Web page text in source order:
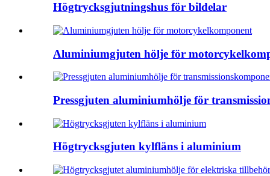
Högtrycksgjutningshus för bildelar
Aluminiumgjuten hölje för
Pressgjuten aluminiumhölje för
Högtrycksgjuten kylfläns i aluminium